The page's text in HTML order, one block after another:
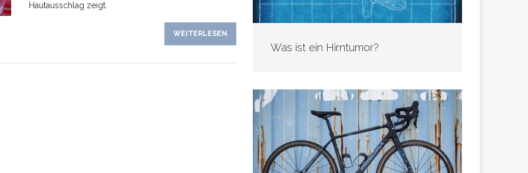
Marketing trifft Offline-Präsenz: Synergien
Hautausschlag zeigt.
WEITERLESEN
Was ist ein Hirntumor?